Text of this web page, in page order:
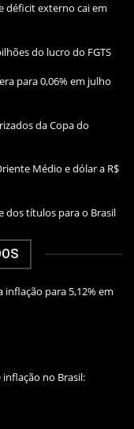
déficit externo cai em
do lucro do FGTS
para 0,06% em julho
da Copa do
Médio e dólar a R$
dos títulos para o Brasil
para 5,12% em
inflação no Brasil: